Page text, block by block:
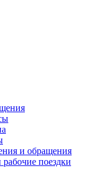
и обращения
поездки